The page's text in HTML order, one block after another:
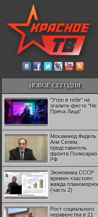
НОВОЕ СЕГОДНЯ
"Утро в тебе" на
эгалите-фесте "Не
Пряча Лица"
Мохаммед Фидель
Али Селем,
представитель
фронта Полисарио
РФ
Экономика СССР
времен «застоя»:
жажда
(часть 2)
Рост социального
неравенства в 21